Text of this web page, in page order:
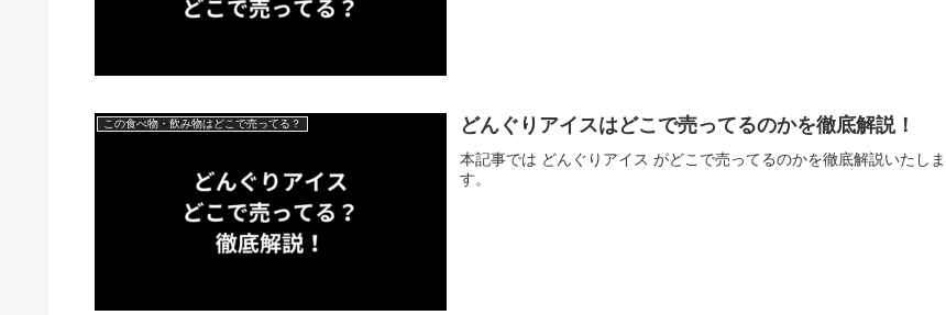
この食べ物・飲み物はどこで売ってる？ どんぐりアイスはどこで売ってるのかを徹底解説！
本記事では どんぐりアイス がどこで売ってるのかを徹底解説いたしま
す。